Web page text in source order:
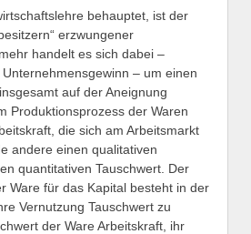
behauptet, ist der
erzwungener
handelt es sich dabei –
– um einen
auf der Aneignung
Produktionsprozess der Waren
die sich am Arbeitsmarkt
andere einen qualitativen
quantitativen Tauschwert. Der
Ware für das Kapital besteht in der
Vernutzung Tauschwert zu
der Ware Arbeitskraft, ihr